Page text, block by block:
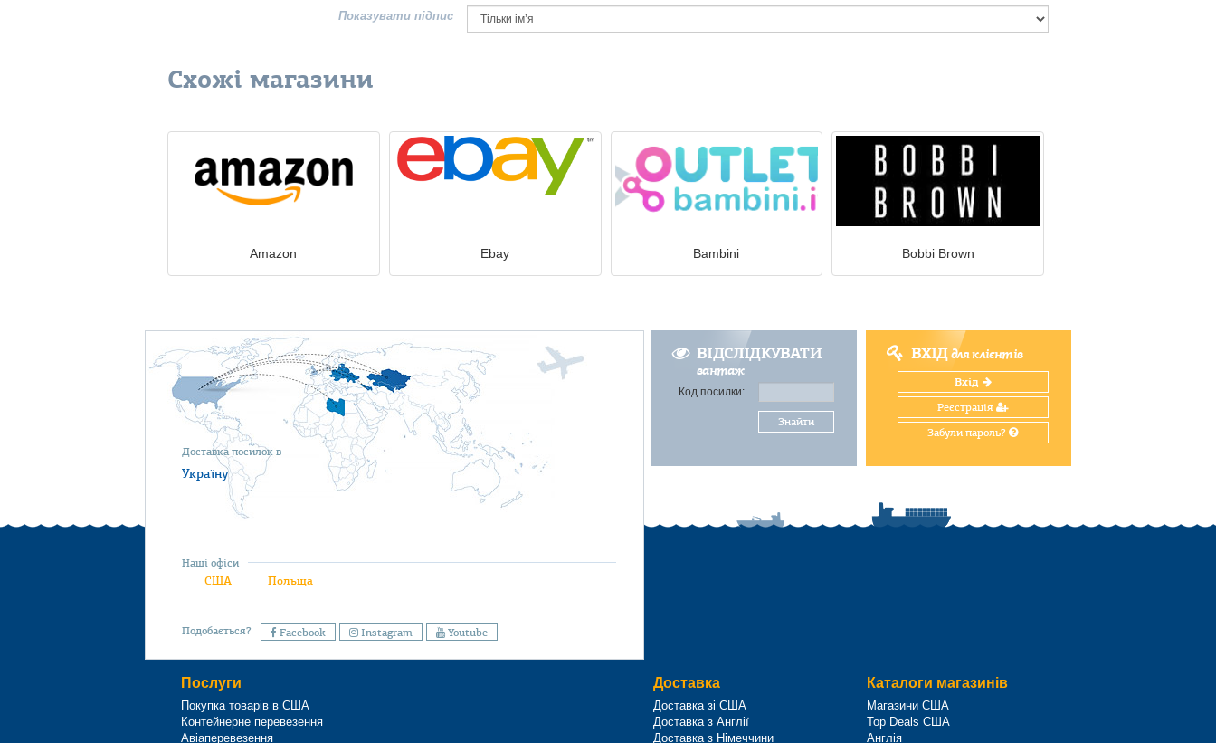
Показувати підпис
Схожі магазини
Amazon Ebay Bambini Bobbi Brown
ВІДСЛІДКУВАТИ
вантаж
Код посилки:
Знайти
ВХІДдля клієнтів
Вхід
Реєстрація
Забули пароль?
Доставка посилок в
Україну
Наші офіси
США Польща
Подобається? Facebook Instagram Youtube
Послуги
Покупка товарів в США
Контейнерне перевезення
Авіаперевезення
Доставка
Доставка зі США
Доставка з Англії
Доставка з Німеччини
Каталоги магазинів
Магазини США
Top Deals США
Англія